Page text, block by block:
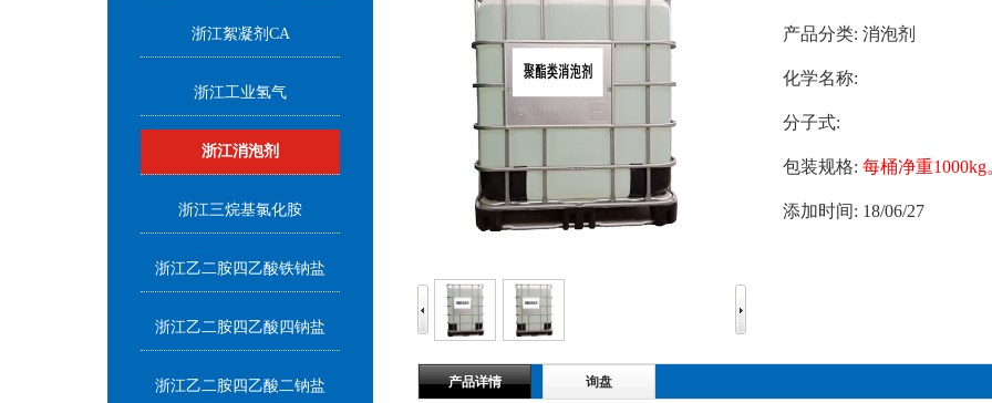
浙江絮凝剂CA
浙江工业氢气
浙江消泡剂
浙江三烷基氯化胺
浙江乙二胺四乙酸铁钠盐
浙江乙二胺四乙酸四钠盐
浙江乙二胺四乙酸二钠盐
产品分类: 消泡剂
化学名称:
分子式:
包装规格: 每桶净重1000kg
添加时间: 18/06/27
产品详情 询盘